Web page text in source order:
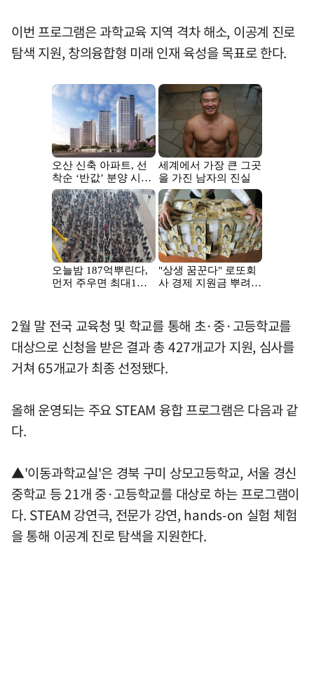
이번 프로그램은 과학교육 지역 격차 해소, 이공계 진로
탐색 지원, 창의융합형 미래 인재 육성을 목표로 한다.
2월 말 전국 교육청 및 학교를 통해 초·중·고등학교를
대상으로 신청을 받은 결과 총 427개교가 지원, 심사를
거쳐 65개교가 최종 선정됐다.
올해 운영되는 주요 STEAM 융합 프로그램은 다음과 같
다.
▲'이동과학교실'은 경북 구미 상모고등학교, 서울 경신
중학교 등 21개 중·고등학교를 대상로 하는 프로그램이
다. STEAM 강연극, 전문가 강연, hands-on 실험 체험
을 통해 이공계 진로 탐색을 지원한다.